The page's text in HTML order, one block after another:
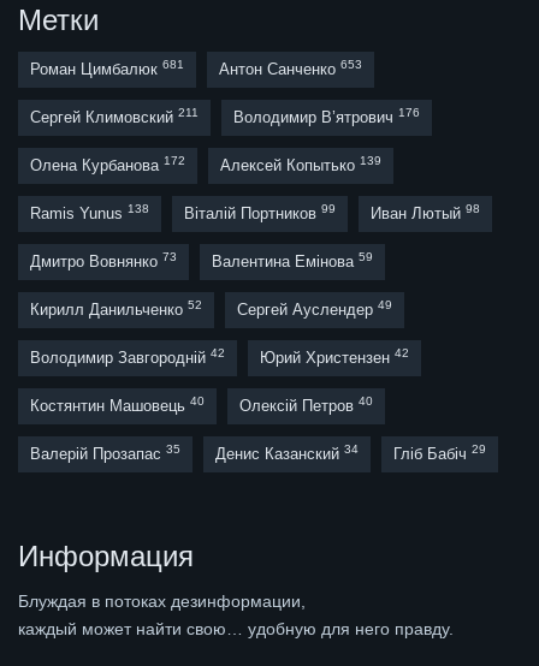
Метки
Роман Цимбалюк 681 Антон Санченко 653
Сергей Климовский 211 Володимир В’ятрович 176
Олена Курбанова 172 Алексей Копытько 139
Ramis Yunus 138 Віталій Портников 99 Иван Лютый 98
Дмитро Вовнянко 73 Валентина Емінова 59
Кирилл Данильченко 52 Сергей Ауслендер 49
Володимир Завгородній 42 Юрий Христензен 42
Костянтин Машовець 40 Олексій Петров 40
Валерій Прозапас 35 Денис Казанский 34 Гліб Бабіч 29
Информация
Блуждая в потоках дезинформации,
каждый может найти свою… удобную для него правду.